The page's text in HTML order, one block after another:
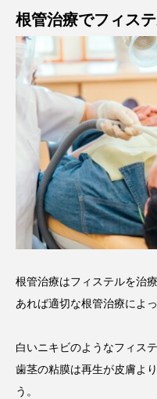
根管治療でフィス
根管治療はフィステルを治
あれば適切な根管治療によ
白いニキビのようなフィス
歯茎の粘膜は再生が皮膚よ
う。